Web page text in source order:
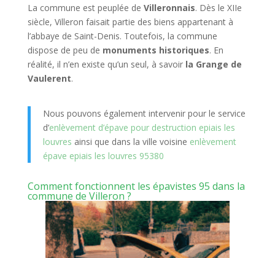
La commune est peuplée de Villeronnais. Dès le XIIe
siècle, Villeron faisait partie des biens appartenant à
l’abbaye de Saint-Denis. Toutefois, la commune
dispose de peu de monuments historiques. En
réalité, il n’en existe qu’un seul, à savoir la Grange de
Vaulerent.
Nous pouvons également intervenir pour le service
d’enlèvement d’épave pour destruction epiais les
louvres ainsi que dans la ville voisine enlèvement
épave epiais les louvres 95380
Comment fonctionnent les épavistes 95 dans la
commune de Villeron ?